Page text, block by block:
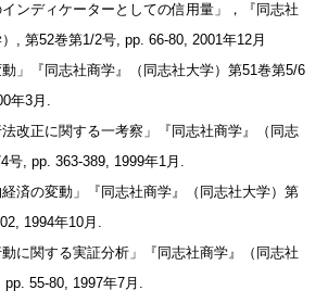
インディケーターとしての信用量」，『同志社
, 第52巻第1/2号, pp. 66-80, 2001年12月
動」『同志社商学』（同志社大学）第51巻第5/6
年3月.
法改正に関する一考察」『同志社商学』（同志
号, pp. 363-389, 1999年1月.
経済の変動」『同志社商学』（同志社大学）第
1994年10月.
動に関する実証分析」『同志社商学』（同志社
55-80, 1997年7月.